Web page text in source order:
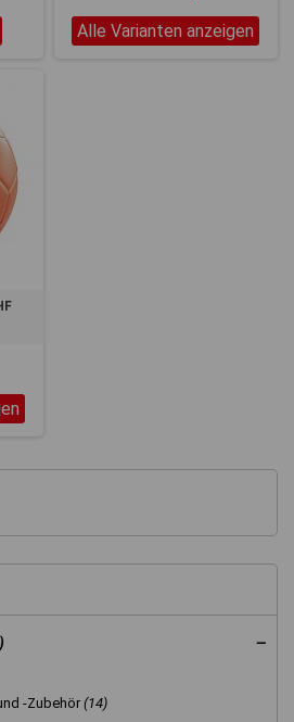
-Zubehör (14)
Alle Varianten anzeigen